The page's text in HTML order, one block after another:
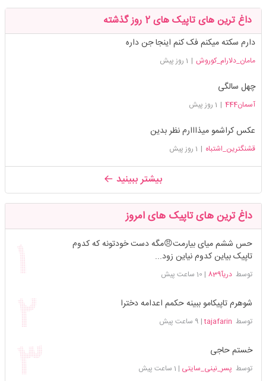
داغ ترین های تاپیک های 2 روز گذشته
دارم سکته میکنم فک کنم اینجا جن داره
مامان_دلارام_کوروش | 1 روز پیش
چهل سالگی
آسمان444 | 1 روز پیش
عکس کراشمو میذااارم نظر بدین
قشنگترین_اشتباه | 1 روز پیش
بیشتر ببینید
داغ ترین های تاپیک های امروز
حس ششم میای بیارمت😠مگه دست خودتونه که کدوم
تاپیک بیاین کدوم نیاین زود...
توسطدریآ839 | 10 ساعت پیش
شوهرم تاپیکامو ببینه حکمم اعدامه دخترا
توسط tajafarin
| 9 ساعت پیش
خستم حاجی
توسط پسر_نینی_سایتی | 1 ساعت پیش